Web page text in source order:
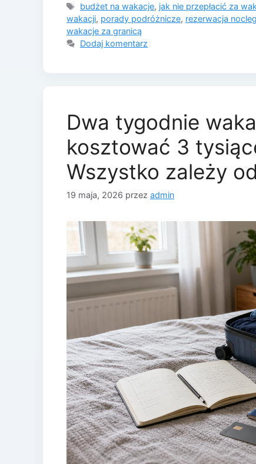
Tagi
budżet na wakacje, jak nie przepłacić za
wakacji, porady podróżnicze, rezerwacja
wakacje za granicą
Dodaj komentarz
Dwa tygodnie
kosztować 3
Wszystko zależy
19 maja, 2026 przez admin